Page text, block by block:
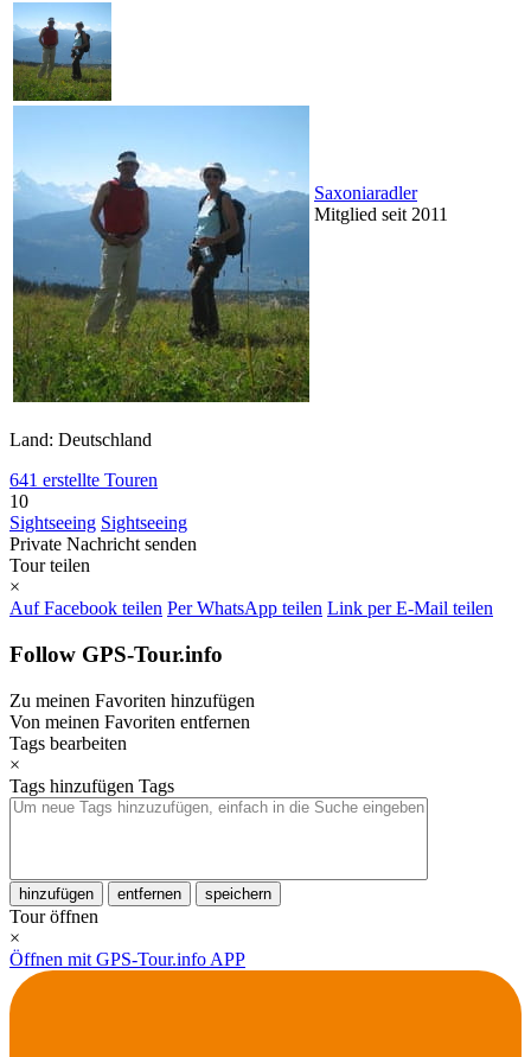
Saxoniaradler
Mitglied seit 2011
Land: Deutschland
641 erstellte Touren
10
Sightseeing Sightseeing
Private Nachricht senden
Tour teilen
×
Auf Facebook teilen Per WhatsApp teilen Link per E-Mail teilen
Follow GPS-Tour.info
Zu meinen Favoriten hinzufügen
Von meinen Favoriten entfernen
Tags bearbeiten
×
Tags hinzufügen Tags
hinzufügen entfernen speichern
Tour öffnen
×
Öffnen mit GPS-Tour.info APP